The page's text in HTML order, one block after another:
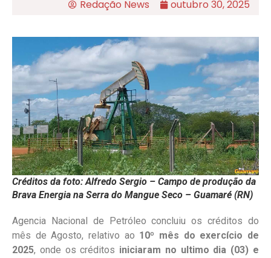
Redação News outubro 30, 2025
Créditos da foto: Alfredo Sergio – Campo de produção da
Brava Energia na Serra do Mangue Seco – Guamaré (RN)
Agencia Nacional de Petróleo concluiu os créditos do
mês de Agosto, relativo ao 10º mês do exercício de
2025, onde os créditos iniciaram no ultimo dia (03) e